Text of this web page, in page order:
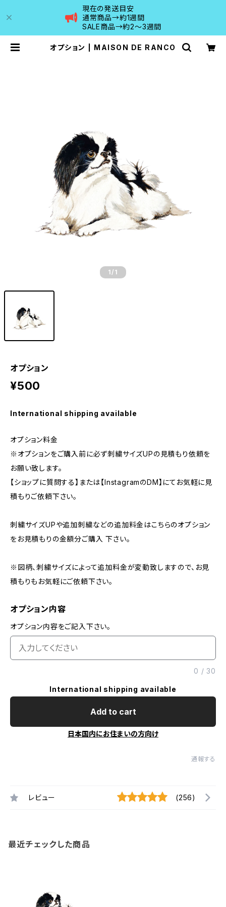
現在の発送目安
通常商品→約1週間
SALE商品→約2〜3週間
オプション | MAISON DE RANCO
1 /1
オプション
¥500
International shipping available
オプション料金
※オプションをご購入前に必ず刺繍サイズUPの見積もり依頼を
お願い致します。
【ショップに質問する】または【InstagramのDM】にてお気軽に見
積もりご依頼下さい。
刺繍サイズUPや追加刺繍などの追加料金はこちらのオプション
をお見積もりの金額分ご購入 下さい。
※図柄、刺繍サイズによって追加料金が変動致しますので、お見
積もりもお気軽にご依頼下さい。
オプション内容
オプション内容をご記入下さい。
0 /30
International shipping available
Add to cart
日本国内にお住まいの方向け
通報する
レビュー (256)
最近チェックした商品